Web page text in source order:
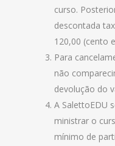
curso.
descontada
120,00 (cento
Para
não
devolução do
A SalettoEDU
ministrar o
mínimo de